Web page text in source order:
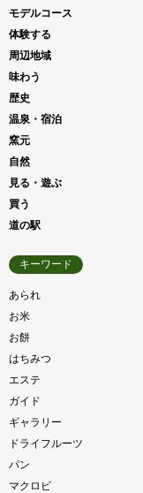
モデルコース
体験する
周辺地域
味わう
歴史
温泉・宿泊
窯元
自然
見る・遊ぶ
買う
道の駅
キーワード
あられ
お米
お餅
はちみつ
エステ
ガイド
ギャラリー
ドライフルーツ
パン
マクロビ